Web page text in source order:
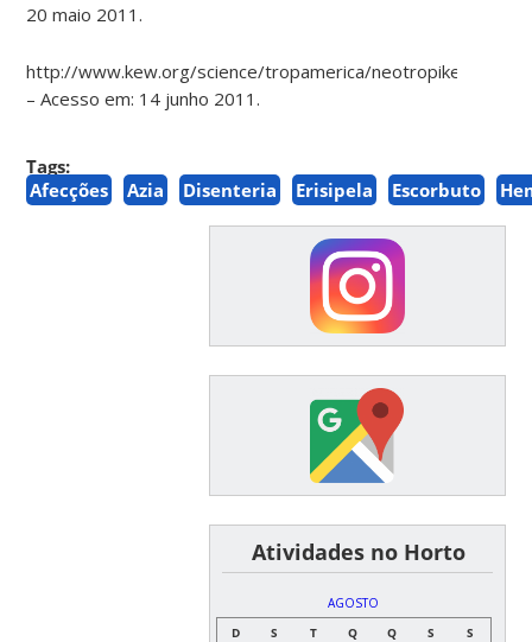
20 maio 2011.
http://www.kew.org/science/tropamerica/neotropikey/
– Acesso em: 14 junho 2011.
Tags:
Afecções
Azia Disenteria Erisipela Escorbuto
͏ ͏ ͏ ͏ ͏ ͏Atividades no Horto
AGOSTO
D
S T Q Q S S